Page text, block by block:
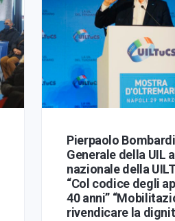
Pierpaolo
Generale della UIL
nazionale della
“Col codice degli
40 anni”
rivendicare la